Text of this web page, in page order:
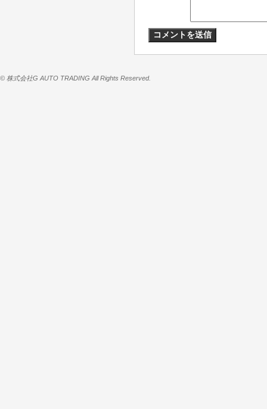
© 株式会社G AUTO TRADING All Rights Reserved.